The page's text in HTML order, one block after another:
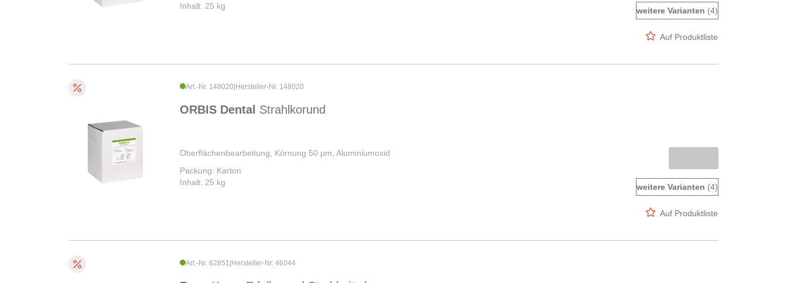
Inhalt: 25 kg
weitere Varianten (4)
Auf Produktliste
Art.-Nr. 148020 Hersteller-Nr. 148020
ORBIS Dental Strahlkorund
Oberflächenbearbeitung, Körnung 50 µm, Aluminiumoxid
Packung: Karton
Inhalt: 25 kg
weitere Varianten (4)
Auf Produktliste
Art.-Nr. 62851 Hersteller-Nr. 46044